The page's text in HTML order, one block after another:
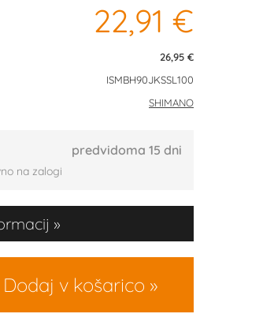
22,91 €
26,95 €
ISMBH90JKSSL100
SHIMANO
predvidoma 15 dni
na zalogi
Dodaj v košarico